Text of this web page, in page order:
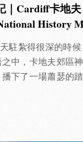
｜Cardiff卡地
History
駐紮得很深的時
中，卡地夫郊區
下了一場蕭瑟的踏